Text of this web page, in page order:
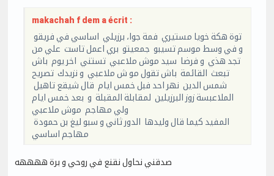
makachah f dem a écrit :
توة هكة خويا مستيري فمة جوا، برزيلي اساسي في فريقو
و في وسط موسم تسيبو جمعيتو بري اعمل تاست علي من
تجد هذي و فرضا سيد موش ملاعبي تستني اخر يوم باش
تبعث القائمة باش تقول مو ش ملاعبي و نزيدك تصريح
شمس الدين نهر احد فبل خمس ايام قال شيقع تاهيل
الملاعبسة زوز البرزيلين لمقابلة المقبلة و بعد خمس ايام
ولي مهاجم موش ملاعبي
المفيد كيما قال وليدها الدور ثاني و سبو ليغ بن حمودة
مهاجم اساسي
صدقني نحاول نقنع في روحي و برة ههههه